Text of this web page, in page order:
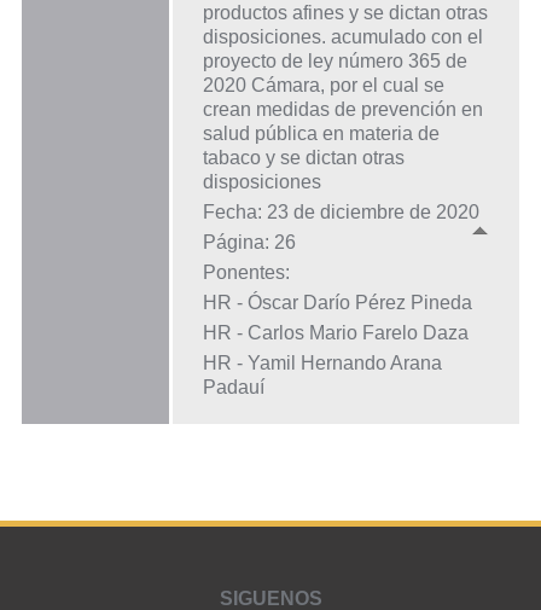
productos afines y se dictan otras
disposiciones. acumulado con el
proyecto de ley número 365 de
2020 Cámara, por el cual se
crean medidas de prevención en
salud pública en materia de
tabaco y se dictan otras
disposiciones
Fecha: 23 de diciembre de 2020
Página: 26
Ponentes:
HR - Óscar Darío Pérez Pineda
HR - Carlos Mario Farelo Daza
HR - Yamil Hernando Arana
Padauí
SIGUENOS